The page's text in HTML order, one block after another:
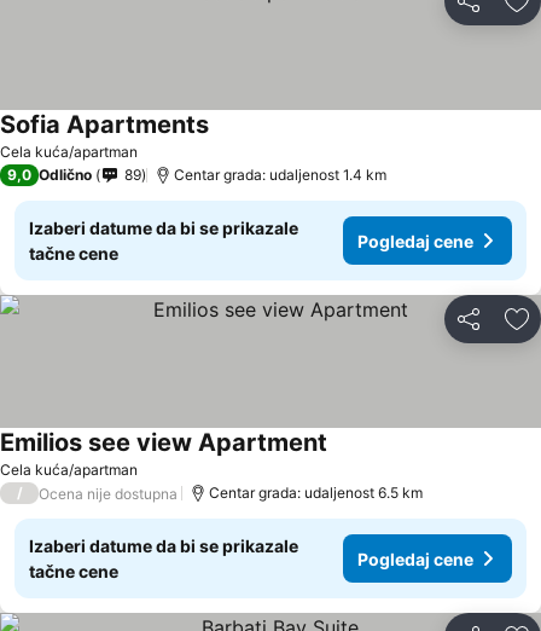
Deli
Cela kuća/apartman
Sofia ApartmentsPogledaj cene
9,0 Odlično 89 Centar grada: udaljenost 1.4 km
Izaberi datume da bi se prikazale
tačne cene
Pogledaj cene
Deli
Cela kuća/apartman
Emilios see view Apartment
/ Ocena nije dostupna Centar grada: udaljenost 6.5 km
Izaberi datume da bi se prikazale
tačne cene
Pogledaj cene